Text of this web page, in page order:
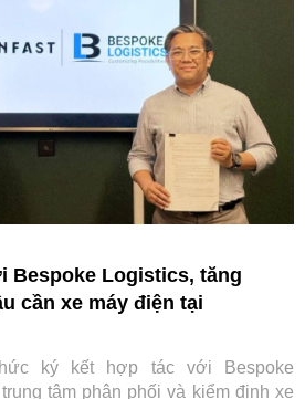
Bespoke Logistics, tăng
cần xe máy điện tại
ký kết hợp tác với Bespoke
tâm phân phối và kiểm định xe